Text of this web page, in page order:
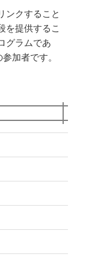
ンクすること
を提供するこ
グラムであ
加者です。